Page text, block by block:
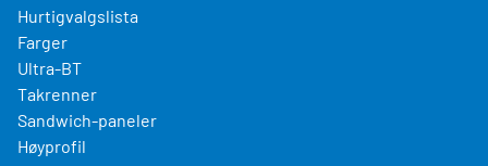
Hurtigvalgslista
Farger
Ultra-BT
Takrenner
Sandwich-paneler
Høyprofil